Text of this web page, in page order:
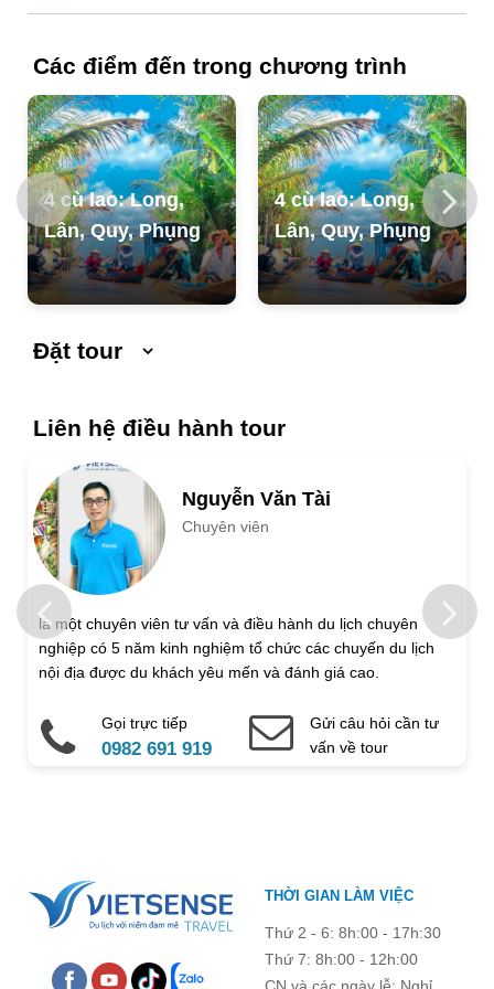
Vé tham quan các điểm ngoài chương trình.
Các điểm đến trong chương trình
4 cù lao: Long,
Lân, Quy, Phụng
4 cù lao: Long,
Lân, Quy, Phụng
Đặt tour
Số người lớn
Trẻ em 1 đến 5 tuổi
Họ và tên
Địa chỉ liên hệ
Điện thoại di động Email
Chú ý: Trường mang dấu (* ) là bắt buộc. Vui lòng không để
trống !
Liên hệ điều hành tour
Nguyễn Văn Tài
Chuyên viên
là một chuyên viên tư vấn và điều hành du lịch chuyên
nghiệp có 5 năm kinh nghiệm tổ chức các chuyến du lịch
nội địa được du khách yêu mến và đánh giá cao.
Gọi trực tiếp
0982 691 919
Gửi câu hỏi cần tư
vấn về tour
THỜI GIAN LÀM VIỆC
Thứ 2 - 6: 8h:00 - 17h:30
Thứ 7: 8h:00 - 12h:00